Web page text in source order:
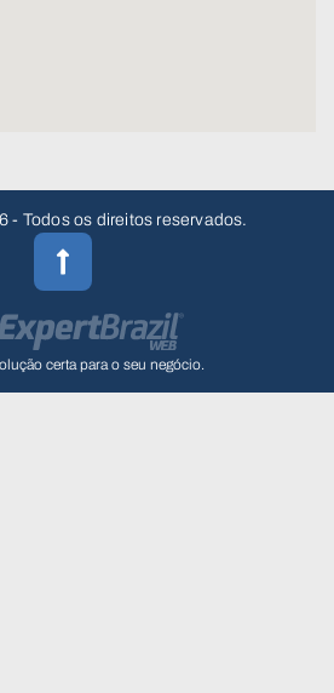
- Todos os direitos reservados.
certa para o seu negócio.